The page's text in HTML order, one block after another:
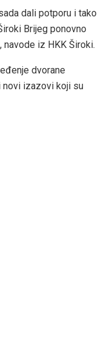
dali potporu i tako
Brijeg ponovno
iz HKK Široki.
dvorane
novi izazovi koji su